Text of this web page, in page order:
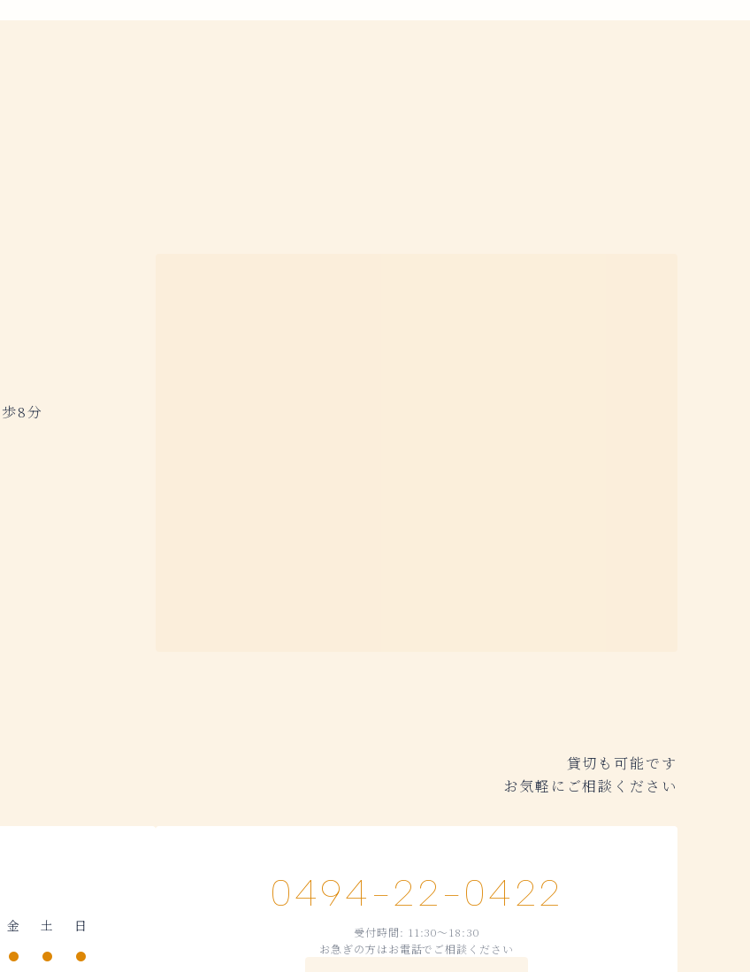
8分
貸切も可能です
お気軽にご相談ください
金 土
日
0494-22-0422
受付時間: 11:30～18:30
お急ぎの方はお電話でご相談ください